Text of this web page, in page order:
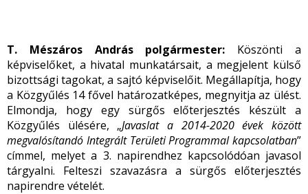
T. Mészáros András polgármester: Köszönti a
képviselőket, a hivatal munkatársait, a megjelent külső
bizottsági tagokat, a sajtó képviselőit. Megállapítja, hogy
a Közgyűlés 14 fővel határozatképes, megnyitja az ülést.
Elmondja, hogy egy sürgős előterjesztés készült a
Közgyűlés ülésére, „Javaslat a 2014-2020 évek között
megvalósítandó Integrált Területi Programmal kapcsolatban”
címmel, melyet a 3. napirendhez kapcsolódóan javasol
tárgyalni. Felteszi szavazásra a sürgős előterjesztés
napirendre vételét.